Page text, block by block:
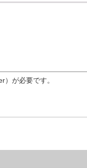
が必要です。